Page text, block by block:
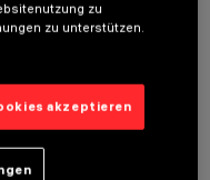
zu
zu unterstützen.
akzeptieren